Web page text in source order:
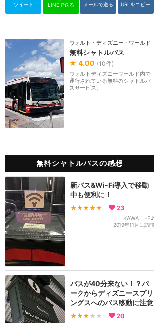
ツイート LINEで送る メールで送る URLをコピー
ウォルト・ディズニー・ワールド（
無料シャトルバス
★ 4.00 (10件)
ウォルトディズニーワールド内で
運行されている無料のシャトルバ
スサービス。
無料シャトルバスの感想
新バス&Wi-Fi導入で移動
中も便利に！
★★★★★ 23
KAWALL-E♪
2019年11月に訪問
バスが40分来ない！？パ
ークからディズニースプリ
ングスへのバス移動に注意
★★★ ★★ 20